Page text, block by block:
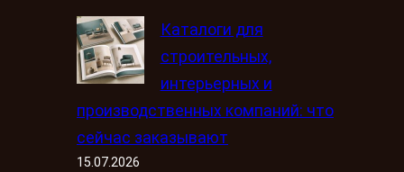
Каталоги для
строительных,
интерьерных и
производственных компаний: что
сейчас заказывают
15.07.2026